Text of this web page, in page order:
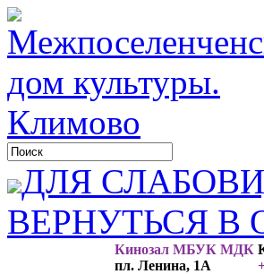
ДЛЯ
ВЕРНУТЬСЯ
Кинозал МБУК МДК
пл. Ленина, 1А